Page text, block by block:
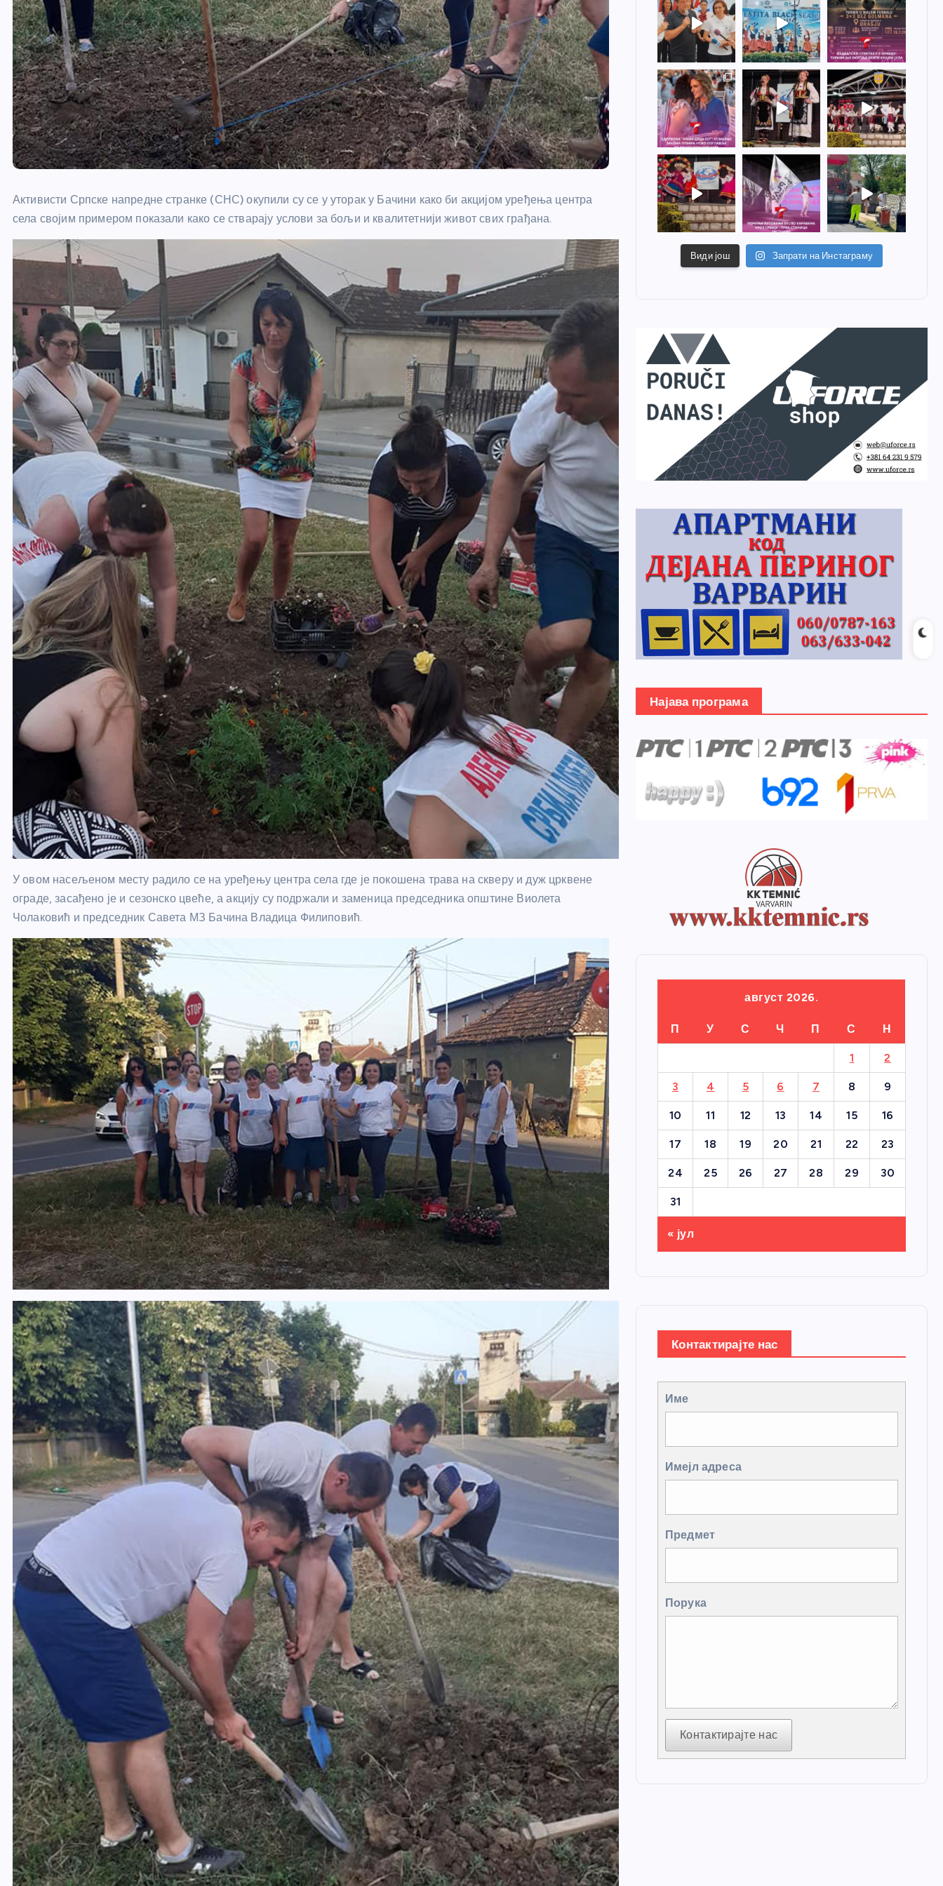
Активисти Српске напредне странке (СНС) окупили су се у уторак у Бачини како би акцијом уређења центра
села својим примером показали како се стварају услови за бољи и квалитетнији живот свих грађана.
У овом насељеном месту радило се на уређењу центра села где је покошена трава на скверу и дуж црквене
ограде, засађено је и сезонско цвеће, а акцију су подржали и заменица председника општине Виолета
Чолаковић и председник Савета МЗ Бачина Владица Филиповић.
Види још Запрати на Инстаграму
Најава програма
август 2026.
П У С Ч П С Н
1 2
3 4 5 6 7 8 9
10 11 12 13 14 15 16
17 18 19 20 21 22 23
24 25 26 27 28 29 30
31
« јул
Контактирајте нас
Име
Имејл адреса
Предмет
Порука
Контактирајте нас